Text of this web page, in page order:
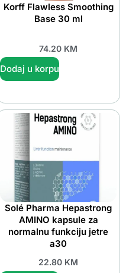
Korff Flawless Smoothing
Base 30 ml
74.20 KM
Dodaj u korpu
Solé Pharma Hepastrong
AMINO kapsule za
normalnu funkciju jetre
a30
22.80 KM